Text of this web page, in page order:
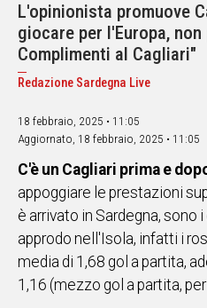
GALLURA
OGLIASTRA
MEDIO
CAMPIDANO
ALTRE
NOTIZIE
POLITICA
IN
ITALIA
NEL
MONDO
SPORT
EVENTI
L'opinionista promuove
giocare per l'Europa,
Complimenti al Cagliari"
Redazione Sardegna Live
18 febbraio, 2025 • 11:05
Aggiornato, 18 febbraio, 2025 • 11:05
C'è un Cagliari prima e
appoggiare le prestazioni
è arrivato in Sardegna, sono
approdo nell'Isola, infatti i
media di 1,68 gol a partita,
1,16 (mezzo gol a partita,